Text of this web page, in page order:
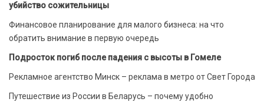
убийство сожительницы
Финансовое планирование для малого бизнеса: на что
обратить внимание в первую очередь
Подросток погиб после падения с высоты в Гомеле
Рекламное агентство Минск – реклама в метро от Свет Города
Путешествие из России в Беларусь – почему удобно